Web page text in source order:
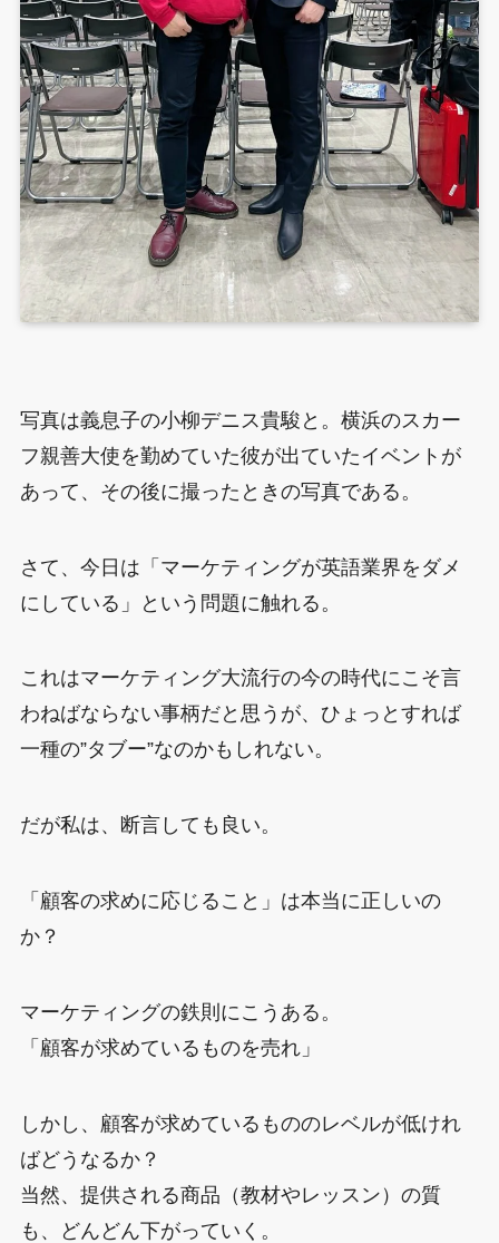
写真は義息子の小柳デニス貴駿と。横浜のスカー
フ親善大使を勤めていた彼が出ていたイベントが
あって、その後に撮ったときの写真である。
さて、今日は「マーケティングが英語業界をダメ
にしている」という問題に触れる。
これはマーケティング大流行の今の時代にこそ言
わねばならない事柄だと思うが、ひょっとすれば
一種の”タブー”なのかもしれない。
だが私は、断言しても良い。
「顧客の求めに応じること」は本当に正しいの
か？
マーケティングの鉄則にこうある。
「顧客が求めているものを売れ」
しかし、顧客が求めているもののレベルが低けれ
ばどうなるか？
当然、提供される商品（教材やレッスン）の質
も、どんどん下がっていく。